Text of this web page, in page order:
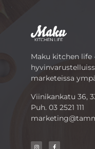
Maku kitchen
marketeissa
Viinikankatu 36,
Puh. 03 2521 111